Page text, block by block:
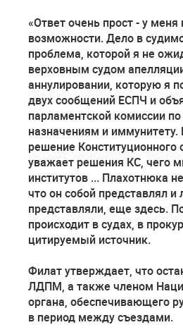
«Ответ очень прост - у меня
возможности. Дело в
проблема, которой я не
верховным судом
аннулировании, которую я
двух сообщений ЕСПЧ и
парламентской комиссии
назначениям и иммунитету.
решение Конституционного
уважает решения КС, чего
институтов ... Плахотнюка
что он собой представлял
представляли, еще здесь.
происходит в судах, в
цитируемый источник.
Филат утверждает, что
ЛДПМ, а также членом
органа, обеспечивающего
в период между съездами.